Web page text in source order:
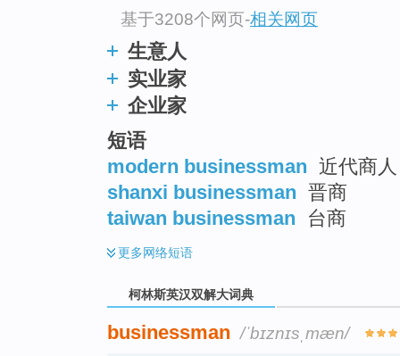
基于3208个网页-相关网页
生意人
实业家
企业家
短语
modern businessman 近代商人
shanxi businessman 晋商
taiwan businessman
台商
更多网络短语
柯林斯英汉双解大词典
businessman /ˈbɪznɪsˌmæn/